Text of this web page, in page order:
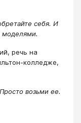
себя. И
моделями.
речь на
колледже,
возьми ее.